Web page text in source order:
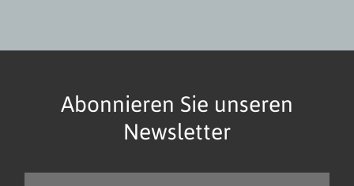
Abonnieren Sie unseren
Newsletter